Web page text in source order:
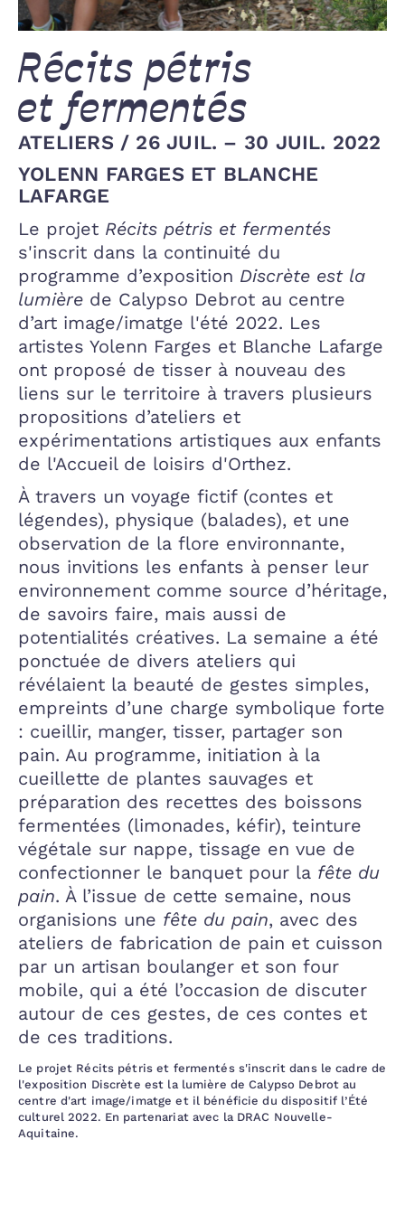
Récits pétris
et fermentés
ATELIERS/ 26 JUIL. – 30 JUIL. 2022
YOLENN FARGES ET BLANCHE
LAFARGE
Le projet Récits pétris et fermentés
s'inscrit dans la continuité du
programme d’exposition Discrète est la
lumière de Calypso Debrot au centre
d’art image/imatge l'été 2022. Les
artistes Yolenn Farges et Blanche Lafarge
ont proposé de tisser à nouveau des
liens sur le territoire à travers plusieurs
propositions d’ateliers et
expérimentations artistiques aux enfants
de l'Accueil de loisirs d'Orthez.
À travers un voyage fictif (contes et
légendes), physique (balades), et une
observation de la flore environnante,
nous invitions les enfants à penser leur
environnement comme source d’héritage,
de savoirs faire, mais aussi de
potentialités créatives. La semaine a été
ponctuée de divers ateliers qui
révélaient la beauté de gestes simples,
empreints d’une charge symbolique forte
: cueillir, manger, tisser, partager son
pain. Au programme, initiation à la
cueillette de plantes sauvages et
préparation des recettes des boissons
fermentées (limonades, kéfir), teinture
végétale sur nappe, tissage en vue de
confectionner le banquet pour la fête du
pain. À l’issue de cette semaine, nous
organisions une fête du pain, avec des
ateliers de fabrication de pain et cuisson
par un artisan boulanger et son four
mobile, qui a été l’occasion de discuter
autour de ces gestes, de ces contes et
de ces traditions.
Le projet Récits pétris et fermentés s'inscrit dans le cadre de
l'exposition Discrète est la lumière de Calypso Debrot au
centre d'art image/imatge et il bénéficie du dispositif l’Été
culturel 2022. En partenariat avec la DRAC Nouvelle-
Aquitaine.